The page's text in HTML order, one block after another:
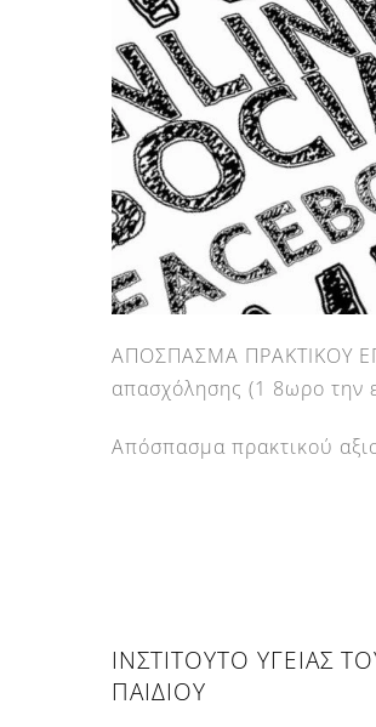
ΑΠΟΣΠΑΣΜΑ ΠΡΑΚΤΙΚΟΥ
απασχόλησης (1 8ωρο την
Απόσπασμα πρακτικού
ΙΝΣΤΙΤΟΥΤΟ ΥΓΕΙΑΣ
ΠΑΙΔΙΟΥ